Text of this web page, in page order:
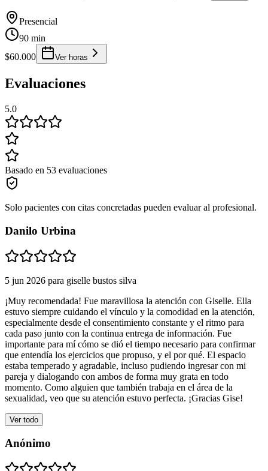
Presencial
90 min
$60.000
Ver horas
Evaluaciones
5.0
Basado en 53 evaluaciones
Solo pacientes con citas concretadas pueden evaluar al profesional.
Danilo Urbina
5 jun 2026 para giselle bustos silva
¡Muy recomendada! Fue maravillosa la atención con Giselle. Ella
estuvo siempre cuidando el vínculo y la comodidad en la atención,
especialmente desde el consentimiento constante y el ritmo para
cada paso junto con la continua entrega de información. Fue
importante para mí cómo se dió el tiempo necesario para confirmar
que entendía los ejercicios que propuso, y el por qué. El espacio
estaba temperado y agradable, incluso pudiendo ingresar con mi
pareja y dialogando con ambos de forma muy grata en todo
momento. Como alguien que también trabaja en el área de la
sexualidad, veo que su atención estuvo perfecta. ¡Gracias Gise!
Ver todo
Anónimo